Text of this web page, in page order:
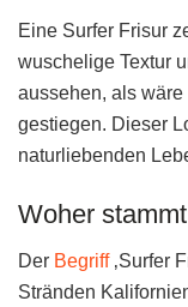
Eine Surfer Frisur
wuschelige Textur
aussehen, als
gestiegen. Dieser
naturliebenden
Woher
Der Begriff‚Surfer
Stränden